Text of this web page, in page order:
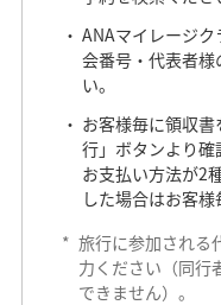
ANAマイレージ
会番号・代表者様
い。
お客様毎に領収
行」ボタンより
お支払い方法が2
した場合はお客様
* 旅行に参加される
力ください（同行
できません）。